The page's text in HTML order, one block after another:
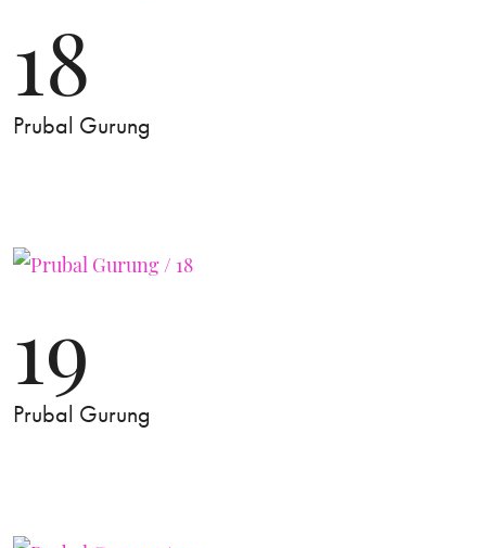
18
Prubal Gurung
19
Prubal Gurung